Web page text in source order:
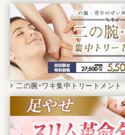
二の腕・ワキ集中トリートメント